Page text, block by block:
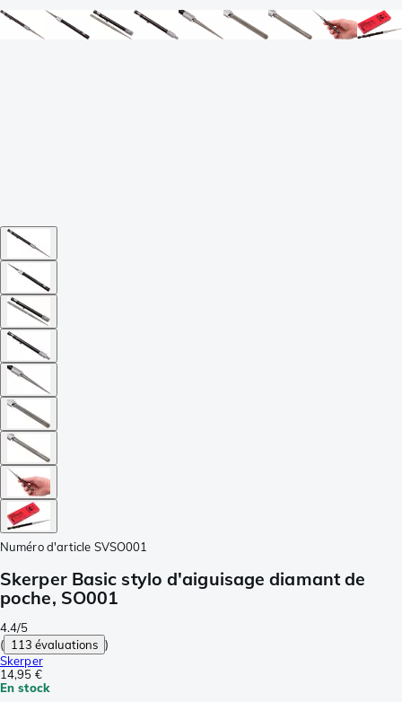
Numéro d'article SVSO001
Skerper Basic stylo d'aiguisage diamant de
poche, SO001
4.4/5
( 113 évaluations )
Skerper
14,95 €
En stock